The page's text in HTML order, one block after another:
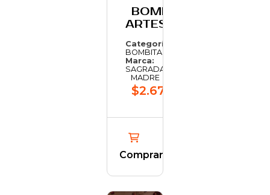
BOMBITA
ARTESANO
Categoría:
BOMBITAS
Marca:
SAGRADA
MADRE
$2.673,86
Comprar